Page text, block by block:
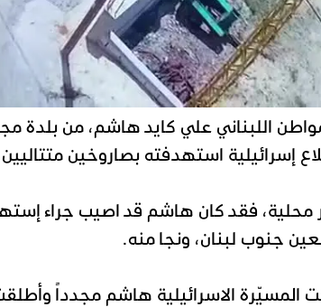
اللبناني علي كايد هاشم، من بلدة
إسرائيلية استهدفته بصاروخين
محلية، فقد كان هاشم قد اصيب جراء
جنوب لبنان، ونجا منه.
المسيّرة الاسرائيلية هاشم مجدداً